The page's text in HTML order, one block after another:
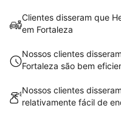
Clientes disseram que
em Fortaleza
Nossos clientes
Fortaleza são bem
Nossos clientes
relativamente fácil de